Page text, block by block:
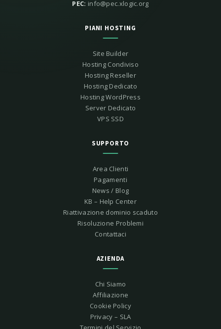
PEC: info@pec.xlogic.org
PIANI HOSTING
Site Builder
Hosting Condiviso
Hosting Reseller
Hosting Dedicato
Hosting WordPress
Server Dedicato
VPS SSD
SUPPORTO
Area Clienti
Pagamenti
News / Blog
KB – Help Center
Riattivazione dominio scaduto
Risoluzione Problemi
Contattaci
AZIENDA
Chi Siamo
Affiliazione
Cookie Policy
Privacy – SLA